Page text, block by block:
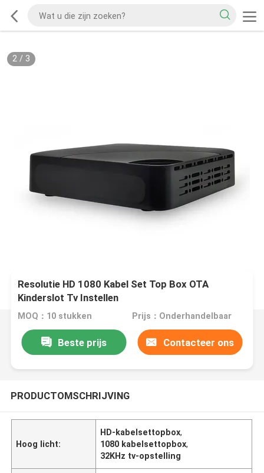
2/ 3
Resolutie HD 1080 Kabel Set Top Box OTA
Kinderslot Tv Instellen
MOQ：10 stukken Prijs：Onderhandelbaar
Beste prijs Contacteer ons
PRODUCTOMSCHRIJVING
Hoog licht:
HD-kabelsettopbox,
1080 kabelsettopbox,
32KHz tv-opstelling